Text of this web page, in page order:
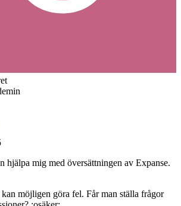
hjälpa mig med översättningen av Expanse.
möjligen göra fel. Får man ställa frågor